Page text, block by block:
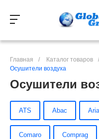
Главная / Каталог товаров /
Осушители воздуха
Осушители
ATS Abac
Comaro Comprag